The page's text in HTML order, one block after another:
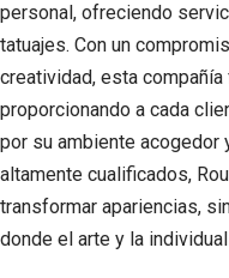
personal, ofreciendo
tatuajes. Con un
creatividad, esta
proporcionando a cada
por su ambiente
altamente cualificados,
transformar apariencias,
donde el arte y la